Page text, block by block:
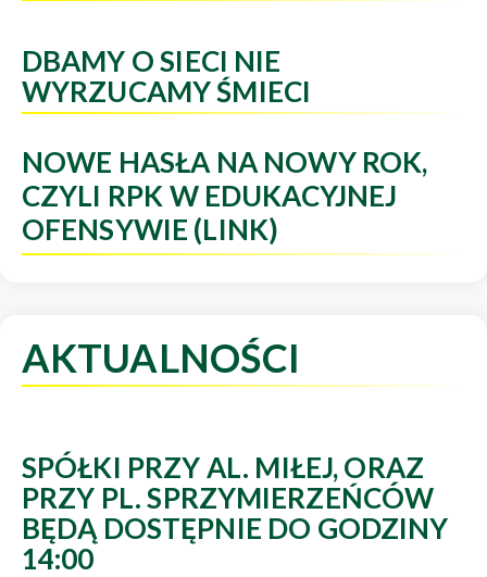
DBAMY O SIECI NIE
WYRZUCAMY ŚMIECI
NOWE HASŁA NA NOWY ROK,
CZYLI RPK W EDUKACYJNEJ
OFENSYWIE (LINK)
AKTUALNOŚCI
SPÓŁKI PRZY AL. MIŁEJ, ORAZ
PRZY PL. SPRZYMIERZEŃCÓW
BĘDĄ DOSTĘPNIE DO GODZINY
14:00